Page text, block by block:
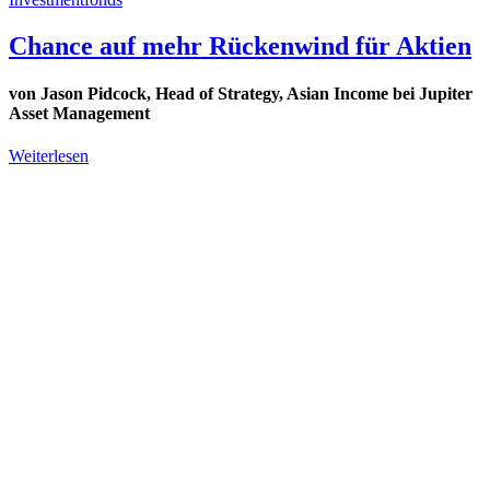
Chance auf mehr Rückenwind für Aktien
von Jason Pidcock, Head of Strategy, Asian Income bei Jupiter
Asset Management
Weiterlesen